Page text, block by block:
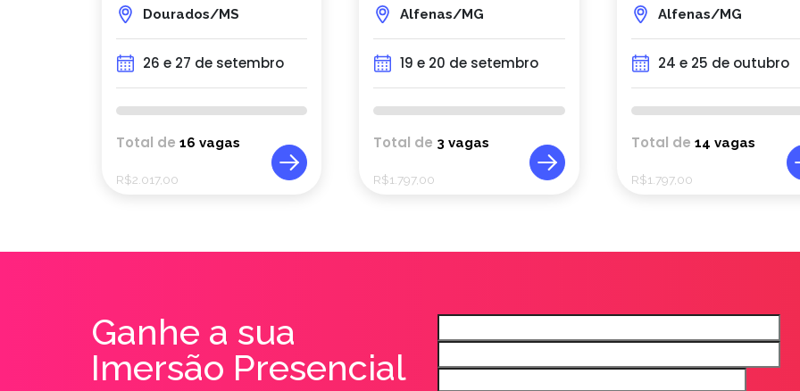
Dourados/MS
26 e 27 de setembro
Total de 16 vagas
R$2.017,00
Alfenas/MG
19 e 20 de setembro
Total de 3 vagas
R$1.797,00
Alfenas/MG
24 e 25 de outubro
Total de 14 vagas
R$1.797,00
Ganhe a sua
Imersão Presencial